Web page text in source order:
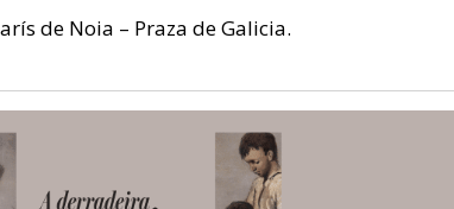
de Noia – Praza de Galicia.